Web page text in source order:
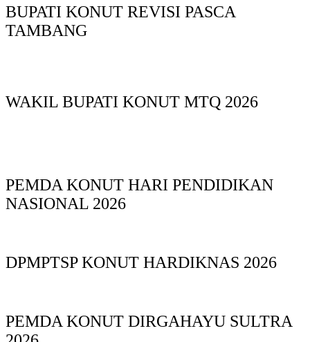
BUPATI KONUT REVISI PASCA
TAMBANG
WAKIL BUPATI KONUT MTQ 2026
PEMDA KONUT HARI PENDIDIKAN
NASIONAL 2026
DPMPTSP KONUT HARDIKNAS 2026
PEMDA KONUT DIRGAHAYU SULTRA